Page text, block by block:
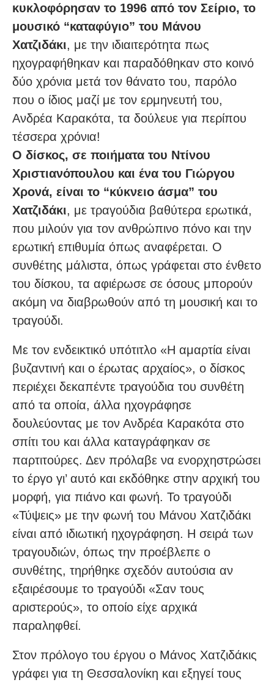
κυκλοφόρησαν το 1996 από τον Σείριο, το
μουσικό “καταφύγιο” του Μάνου
Χατζιδάκι, με την ιδιαιτερότητα πως
ηχογραφήθηκαν και παραδόθηκαν στο κοινό
δύο χρόνια μετά τον θάνατο του, παρόλο
που ο ίδιος μαζί με τον ερμηνευτή του,
Ανδρέα Καρακότα, τα δούλευε για περίπου
τέσσερα χρόνια!
Ο δίσκος, σε ποιήματα του Ντίνου
Χριστιανόπουλου και ένα του Γιώργου
Χρονά, είναι το “κύκνειο άσμα” του
Χατζιδάκι, με τραγούδια βαθύτερα ερωτικά,
που μιλούν για τον ανθρώπινο πόνο και την
ερωτική επιθυμία όπως αναφέρεται. Ο
συνθέτης μάλιστα, όπως γράφεται στο ένθετο
του δίσκου, τα αφιέρωσε σε όσους μπορούν
ακόμη να διαβρωθούν από τη μουσική και το
τραγούδι.
Με τον ενδεικτικό υπότιτλο «Η αμαρτία είναι
βυζαντινή και ο έρωτας αρχαίος», ο δίσκος
περιέχει δεκαπέντε τραγούδια του συνθέτη
από τα οποία, άλλα ηχογράφησε
δουλεύοντας με τον Ανδρέα Καρακότα στο
σπίτι του και άλλα καταγράφηκαν σε
παρτιτούρες. Δεν πρόλαβε να ενορχηστρώσει
το έργο γι’ αυτό και εκδόθηκε στην αρχική του
μορφή, για πιάνο και φωνή. Το τραγούδι
«Τύψεις» με την φωνή του Μάνου Χατζιδάκι
είναι από ιδιωτική ηχογράφηση. Η σειρά των
τραγουδιών, όπως την προέβλεπε ο
συνθέτης, τηρήθηκε σχεδόν αυτούσια αν
εξαιρέσουμε το τραγούδι «Σαν τους
αριστερούς», το οποίο είχε αρχικά
παραληφθεί.
Στον πρόλογο του έργου ο Μάνος Χατζιδάκις
γράφει για τη Θεσσαλονίκη και εξηγεί τους